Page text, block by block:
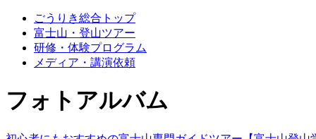
ごうりき総合トップ
富士山・登山ツアー
研修・体験プログラム
メディア・講演依頼
フォトアルバム